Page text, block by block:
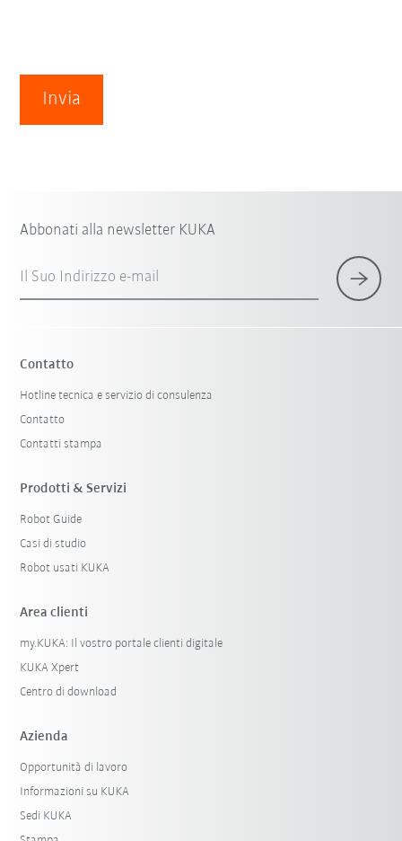
Invia
Abbonati alla newsletter KUKA
Il Suo Indirizzo e-mail
Contatto
Hotline tecnica e servizio di consulenza
Contatto
Contatti stampa
Prodotti & Servizi
Robot Guide
Casi di studio
Robot usati KUKA
Area clienti
my.KUKA: Il vostro portale clienti digitale
KUKA Xpert
Centro di download
Azienda
Opportunità di lavoro
Informazioni su KUKA
Sedi KUKA